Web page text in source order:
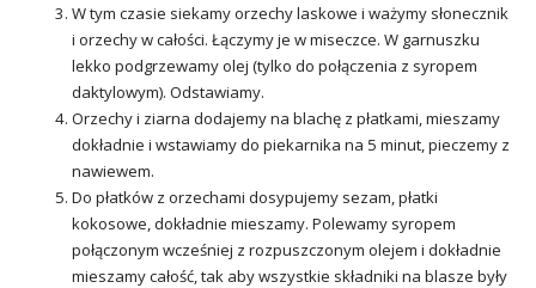
W tym czasie siekamy orzechy laskowe i ważymy słonecznik
i orzechy w całości. Łączymy je w miseczce. W garnuszku
lekko podgrzewamy olej (tylko do połączenia z syropem
daktylowym). Odstawiamy.
Orzechy i ziarna dodajemy na blachę z płatkami, mieszamy
dokładnie i wstawiamy do piekarnika na 5 minut, pieczemy z
nawiewem.
Do płatków z orzechami dosypujemy sezam, płatki
kokosowe, dokładnie mieszamy. Polewamy syropem
połączonym wcześniej z rozpuszczonym olejem i dokładnie
mieszamy całość, tak aby wszystkie składniki na blasze były